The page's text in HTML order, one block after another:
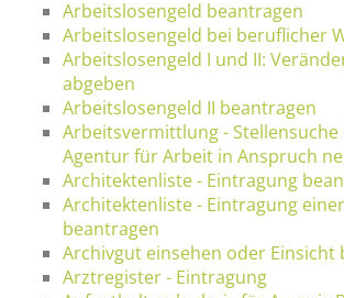
Arbeitslosengeld beantragen
Arbeitslosengeld bei beruflicher
Arbeitslosengeld I und II:
abgeben
Arbeitslosengeld II beantragen
Arbeitsvermittlung -
Agentur für Arbeit in Anspruch
Architektenliste - Eintragung
Architektenliste - Eintragung
beantragen
Archivgut einsehen oder Einsicht
Arztregister - Eintragung